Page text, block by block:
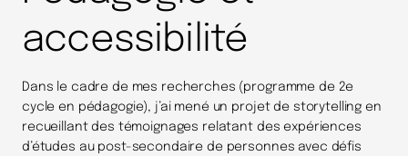
accessibilité
Dans le cadre de mes recherches (programme de 2e
cycle en pédagogie), j’ai mené un projet de storytelling en
recueillant des témoignages relatant des expériences
d’études au post-secondaire de personnes avec défis